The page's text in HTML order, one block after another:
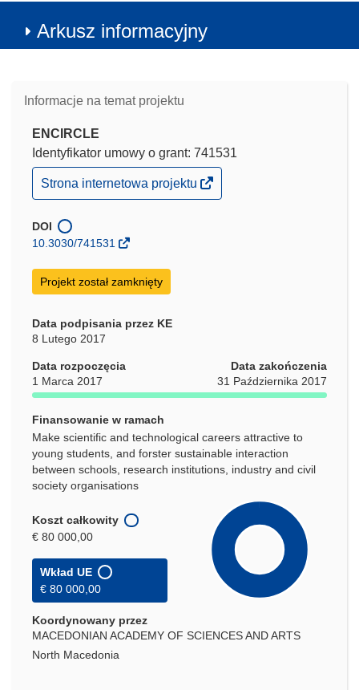
Arkusz informacyjny
Informacje na temat projektu
ENCIRCLE
Identyfikator umowy o grant: 741531
(odnośnik
otworzy
w
nowym
Strona internetowa projektu
DOI
10.3030/741531
Projekt został zamknięty
Data podpisania przez KE
8 Lutego 2017
Data rozpoczęcia
1 Marca 2017
Data zakończenia
31 Października 2017
Finansowanie w ramach
Make scientific and technological careers attractive to
young students, and forster sustainable interaction
between schools, research institutions, industry and civil
society organisations
Koszt całkowity
€ 80 000,00
Wkład UE
€ 80 000,00
Koordynowany przez
MACEDONIAN ACADEMY OF SCIENCES AND ARTS
North Macedonia